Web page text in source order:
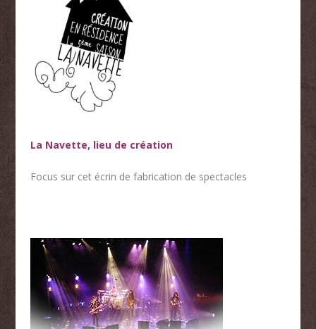
La Navette, lieu de création
Focus sur cet écrin de fabrication de spectacles